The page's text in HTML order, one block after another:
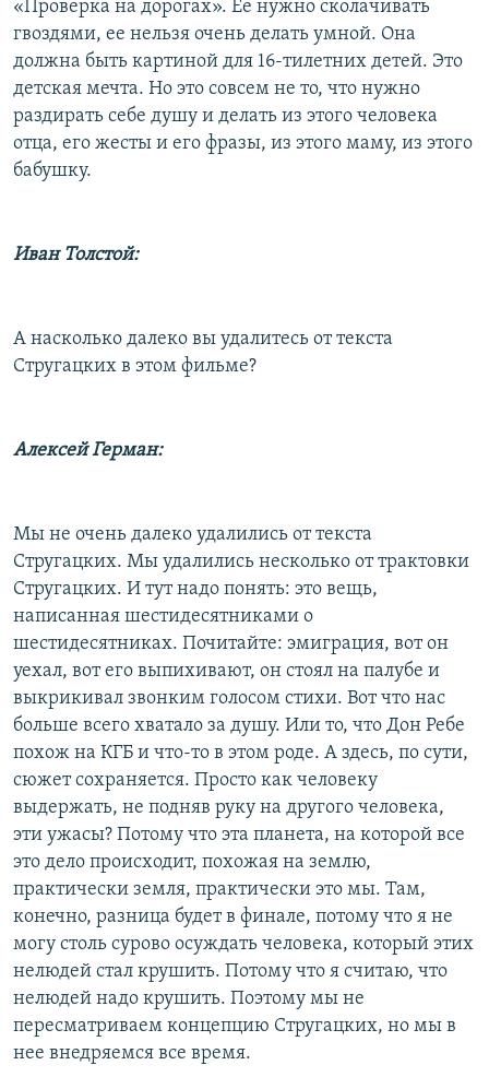
«Проверка на дорогах». Ее нужно сколачивать
гвоздями, ее нельзя очень делать умной. Она
должна быть картиной для 16-тилетних детей. Это
детская мечта. Но это совсем не то, что нужно
раздирать себе душу и делать из этого человека
отца, его жесты и его фразы, из этого маму, из этого
бабушку.
Иван Толстой:
А насколько далеко вы удалитесь от текста
Стругацких в этом фильме?
Алексей Герман:
Мы не очень далеко удалились от текста
Стругацких. Мы удалились несколько от трактовки
Стругацких. И тут надо понять: это вещь,
написанная шестидесятниками о
шестидесятниках. Почитайте: эмиграция, вот он
уехал, вот его выпихивают, он стоял на палубе и
выкрикивал звонким голосом стихи. Вот что нас
больше всего хватало за душу. Или то, что Дон Ребе
похож на КГБ и что-то в этом роде. А здесь, по сути,
сюжет сохраняется. Просто как человеку
выдержать, не подняв руку на другого человека,
эти ужасы? Потому что эта планета, на которой все
это дело происходит, похожая на землю,
практически земля, практически это мы. Там,
конечно, разница будет в финале, потому что я не
могу столь сурово осуждать человека, который этих
нелюдей стал крушить. Потому что я считаю, что
нелюдей надо крушить. Поэтому мы не
пересматриваем концепцию Стругацких, но мы в
нее внедряемся все время.